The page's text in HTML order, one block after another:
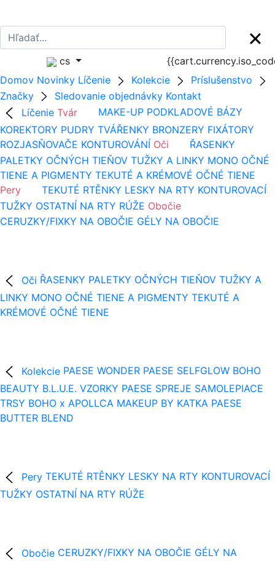
cs
Domov Novinky Líčenie Kolekcie
Príslušenstvo
Značky
Sledovanie objednávky Kontakt
Líčenie Tvár MAKE-UP PODKLADOVÉ BÁZY
KOREKTORY PUDRY TVÁŘENKY BRONZERY FIXÁTORY
ROZJASŇOVAČE KONTUROVÁNÍ Oči
ŘASENKY
PALETKY OČNÝCH TIEŇOV TUŽKY A LINKY MONO OČNÉ
TIENE A PIGMENTY TEKUTÉ A KRÉMOVÉ OČNÉ TIENE
Pery
TEKUTÉ RTĚNKY LESKY NA RTY KONTUROVACÍ
TUŽKY OSTATNÍ NA RTY RÚŽE Obočie
CERUZKY/FIXKY NA OBOČIE GÉLY NA OBOČIE
Oči ŘASENKY PALETKY OČNÝCH TIEŇOV TUŽKY A
LINKY MONO OČNÉ TIENE A PIGMENTY TEKUTÉ A
KRÉMOVÉ OČNÉ TIENE
Kolekcie PAESE WONDER PAESE SELFGLOW BOHO
BEAUTY B.L.U.E. VZORKY PAESE SPREJE SAMOLEPIACE
TRSY BOHO x APOLLCA MAKEUP BY KATKA PAESE
BUTTER BLEND
Pery TEKUTÉ RTĚNKY LESKY NA RTY KONTUROVACÍ
TUŽKY OSTATNÍ NA RTY RÚŽE
Obočie CERUZKY/FIXKY NA OBOČIE GÉLY NA